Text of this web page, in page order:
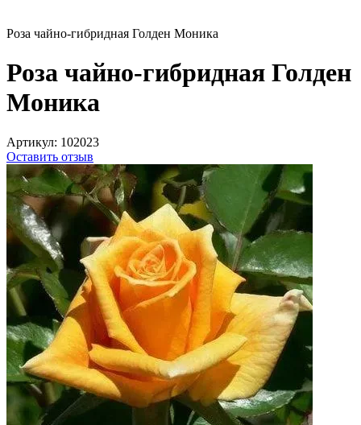
Роза чайно-гибридная Голден Моника
Роза чайно-гибридная Голден
Моника
Артикул: 102023
Оставить отзыв